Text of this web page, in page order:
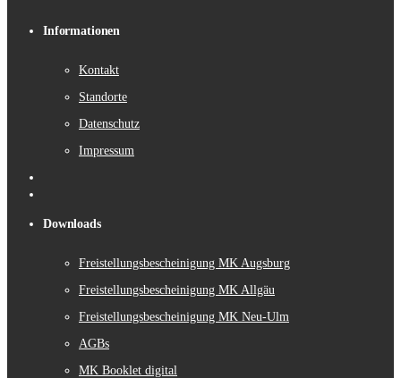
Informationen
Kontakt
Standorte
Datenschutz
Impressum
Downloads
Freistellungsbescheinigung MK Augsburg
Freistellungsbescheinigung MK Allgäu
Freistellungsbescheinigung MK Neu-Ulm
AGBs
MK Booklet digital